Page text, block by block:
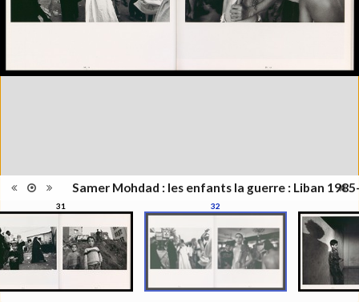
Samer Mohdad : les enfants la guerre : Liban
31 32
29 x 27 cm
Langues
Arabe, Français